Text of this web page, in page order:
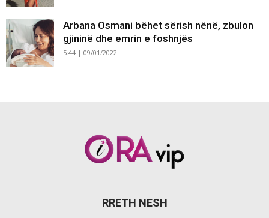
Arbana Osmani bëhet sërish nënë, zbulon
gjininë dhe emrin e foshnjës
5:44 | 09/01/2022
RRETH NESH